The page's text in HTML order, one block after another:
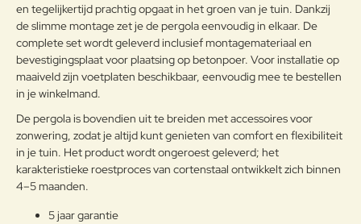
Verder
en tegelijkertijd prachtig opgaat in het groen van je tuin. Dankzij
de slimme montage zet je de pergola eenvoudig in elkaar. De
complete set wordt geleverd inclusief montagemateriaal en
bevestigingsplaat voor plaatsing op betonpoer. Voor installatie op
maaiveld zijn voetplaten beschikbaar, eenvoudig mee te bestellen
in je winkelmand.
De pergola is bovendien uit te breiden met accessoires voor
zonwering, zodat je altijd kunt genieten van comfort en flexibiliteit
in je tuin. Het product wordt ongeroest geleverd; het
karakteristieke roestproces van cortenstaal ontwikkelt zich binnen
4–5 maanden.
5 jaar garantie